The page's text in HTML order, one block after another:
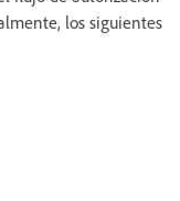
los siguientes